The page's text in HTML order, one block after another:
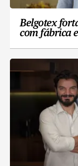
Belgotex
com fábrica